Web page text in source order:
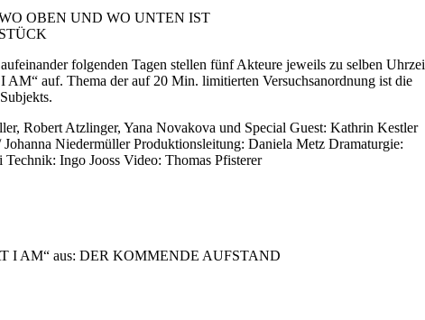
WO OBEN UND WO UNTEN IST
folgenden Tagen stellen fünf Akteure jeweils zu selben
auf. Thema der auf 20 Min. limitierten Versuchsanordnung ist die
Robert Atzlinger, Yana Novakova und Special Guest: Kathrin Kestler
Niedermüller Produktionsleitung: Daniela Metz Dramaturgie:
Ingo Jooss Video: Thomas Pfisterer
I AM“ aus: DER KOMMENDE AUFSTAND